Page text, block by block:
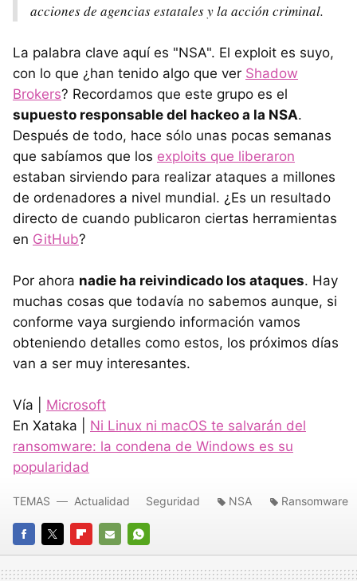
acciones de agencias estatales y la acción criminal.
La palabra clave aquí es "NSA". El exploit es suyo,
con lo que ¿han tenido algo que ver Shadow
Brokers? Recordamos que este grupo es el
supuesto responsable del hackeo a la NSA.
Después de todo, hace sólo unas pocas semanas
que sabíamos que los exploits que liberaron
estaban sirviendo para realizar ataques a millones
de ordenadores a nivel mundial. ¿Es un resultado
directo de cuando publicaron ciertas herramientas
en GitHub?
Por ahora nadie ha reivindicado los ataques. Hay
muchas cosas que todavía no sabemos aunque, si
conforme vaya surgiendo información vamos
obteniendo detalles como estos, los próximos días
van a ser muy interesantes.
Vía | Microsoft
En Xataka | Ni Linux ni macOS te salvarán del
ransomware: la condena de Windows es su
popularidad
FACEBOOK
TWITTERFLIPBOARD
E-
WHATSAPP
TEMAS Actualidad Seguridad NSA Ransomware